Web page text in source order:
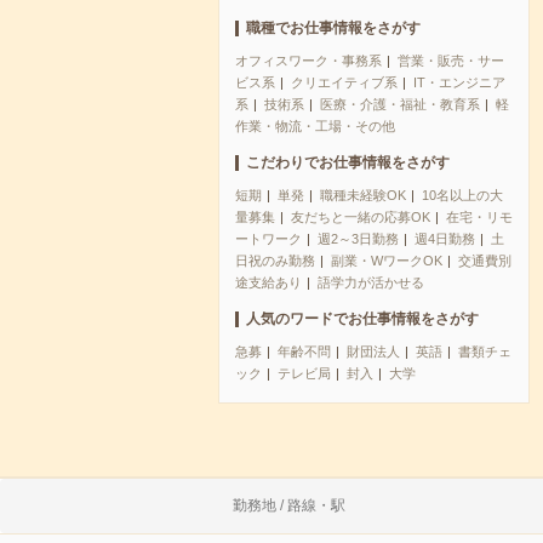
職種でお仕事情報をさがす
オフィスワーク・事務系
営業・販売・サー
ビス系
クリエイティブ系
IT・エンジニア
系
技術系 医療・介護・福祉・教育系
軽
作業・物流・工場・その他
こだわりでお仕事情報をさがす
短期 単発 職種未経験OK
10名以上の大
量募集
友だちと一緒の応募OK
在宅・リモ
ートワーク
週2～3日勤務 週4日勤務
土
日祝のみ勤務
副業・WワークOK
交通費別
途支給あり
語学力が活かせる
人気のワードでお仕事情報をさがす
急募 年齢不問 財団法人 英語
書類チェ
ック
テレビ局 封入 大学
勤務地 / 路線・駅